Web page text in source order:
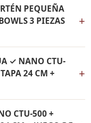
son
de por vida.
+ JUEGO DE BOWLS
El pago es
PEQUEÑA
3 PIEZAS
+
24 CM + JUEGO
de por vida contra
originales Rena
quirúrgico 18/10.
✓ NANO CTU-
24 CM +
+
tiene un 38% de
CTU-500 +